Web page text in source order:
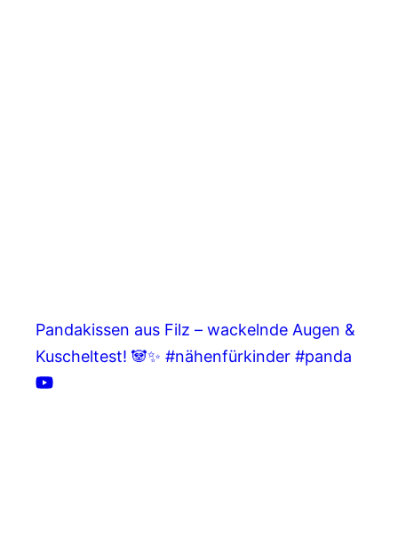
Pandakissen aus Filz – wackelnde Augen &
Kuscheltest! 🐼✨ #nähenfürkinder #panda